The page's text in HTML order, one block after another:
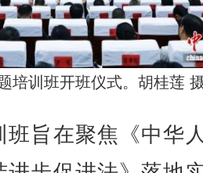
培训班开班仪式。胡桂莲
旨在聚焦《中华